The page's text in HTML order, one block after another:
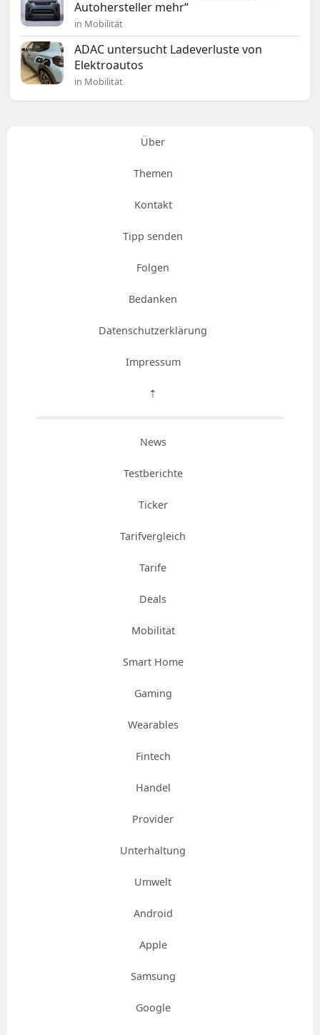
Autohersteller mehr“
in Mobilität
ADAC untersucht Ladeverluste von
Elektroautos
in Mobilität
Über
Themen
Kontakt
Tipp senden
Folgen
Bedanken
Datenschutzerklärung
Impressum
⇡
News
Testberichte
Ticker
Tarifvergleich
Tarife
Deals
Mobilität
Smart Home
Gaming
Wearables
Fintech
Handel
Provider
Unterhaltung
Umwelt
Android
Apple
Samsung
Google